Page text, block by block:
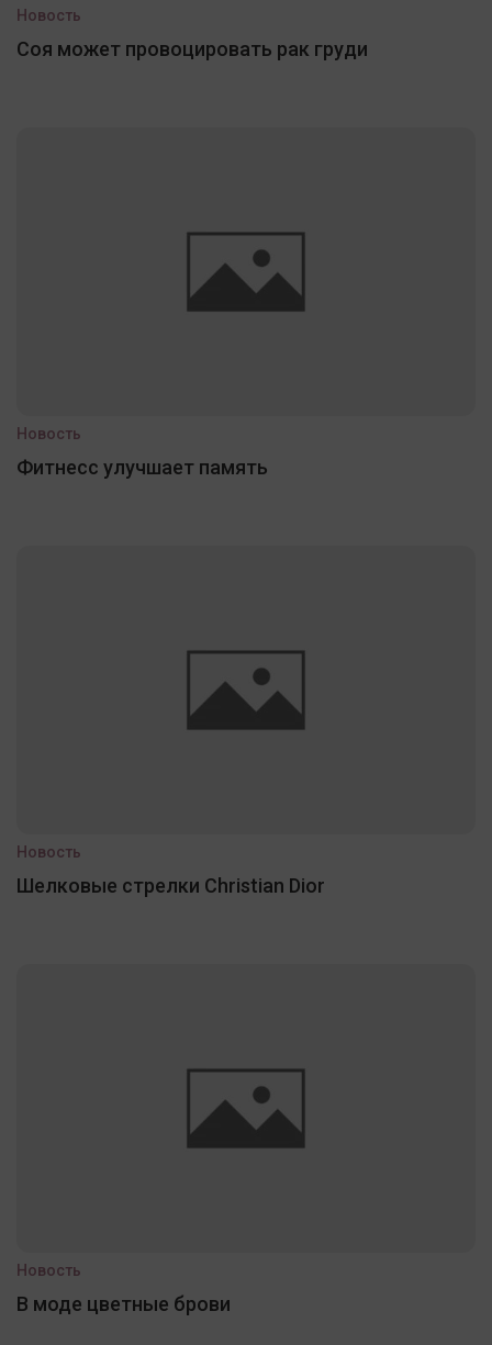
Новость
Соя может провоцировать рак груди
Новость
Фитнесс улучшает память
Новость
Шелковые стрелки Christian Dior
Новость
В моде цветные брови